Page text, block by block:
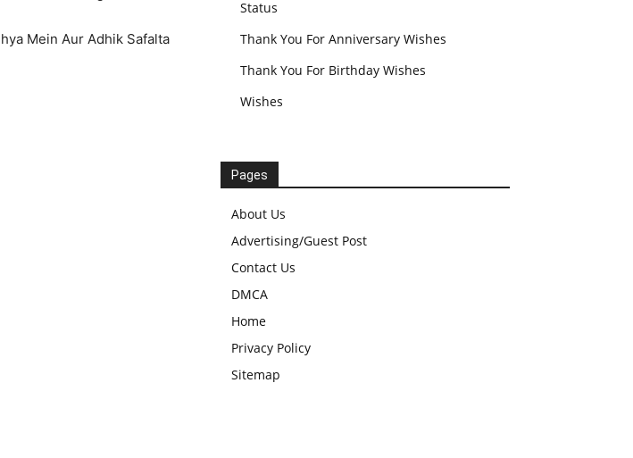
Mein Aur Adhik Safalta
Status
Thank You For Anniversary Wishes
Thank You For Birthday Wishes
Wishes
Pages
About Us
Advertising/Guest Post
Contact Us
DMCA
Home
Privacy Policy
Sitemap